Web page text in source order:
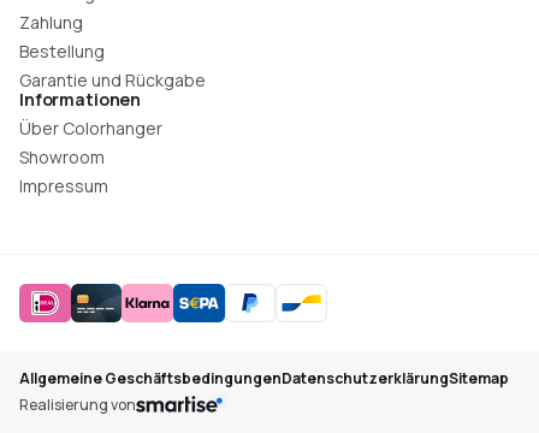
Zahlung
Bestellung
Garantie und Rückgabe
Informationen
Über Colorhanger
Showroom
Impressum
Allgemeine GeschäftsbedingungenDatenschutzerklärungSitemap
Realisierung von